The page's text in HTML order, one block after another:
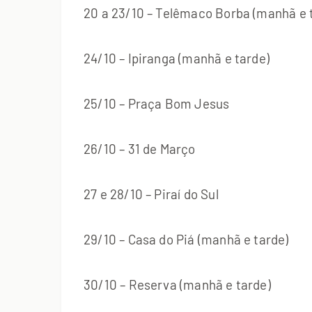
20 a 23/10 – Telêmaco Borba (manhã e
24/10 – Ipiranga (manhã e tarde)
25/10 – Praça Bom Jesus
26/10 – 31 de Março
27 e 28/10 – Piraí do Sul
29/10 – Casa do Piá (manhã e tarde)
30/10 – Reserva (manhã e tarde)